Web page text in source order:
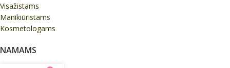
Visažistams
Manikiūristams
Kosmetologams
NAMAMS